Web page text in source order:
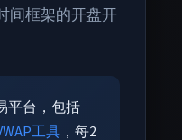
间框架的开盘开
平台，包括
工具 ，每2